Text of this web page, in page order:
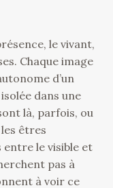
le vivant,
Chaque image
d’un
dans une
là, parfois, ou
êtres
entre le visible et
pas à
à voir ce